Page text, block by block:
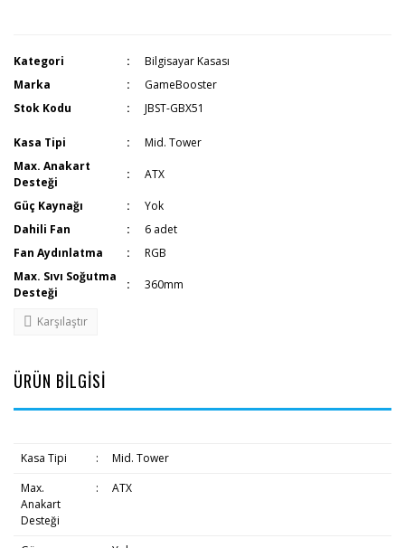
Kategori
Bilgisayar Kasası
Marka
GameBooster
Stok Kodu
JBST-GBX51
Kasa Tipi
Mid. Tower
Max. Anakart
Desteği
ATX
Güç Kaynağı
Yok
Dahili Fan
6 adet
Fan Aydınlatma
RGB
Max. Sıvı Soğutma
Desteği
360mm
Karşılaştır
ÜRÜN BİLGİSİ
Kasa Tipi :
Mid. Tower
Max.
Anakart
Desteği
: ATX